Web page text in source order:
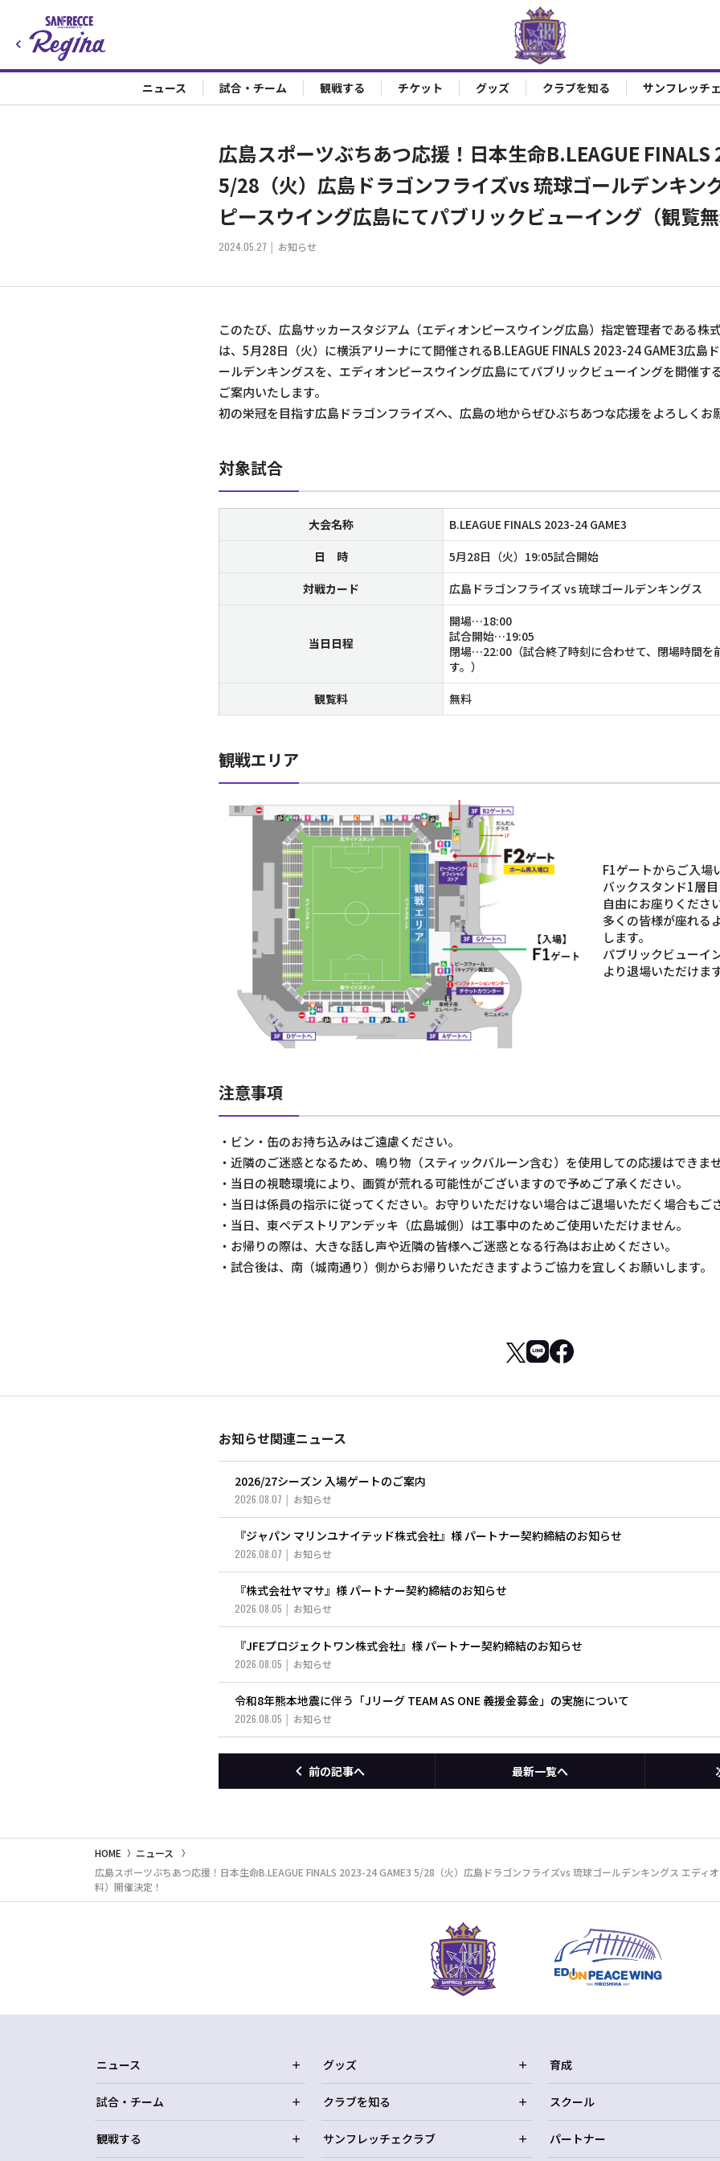
ニュース 試合・チーム 観戦する チケット グッズ クラブを知る サンフレッチ
広島スポーツぶちあつ応援！日本生命B.LEAGUE FINALS
5/28（火）広島ドラゴンフライズvs 琉球ゴールデンキン
ピースウイング広島にてパブリックビューイング（観覧
2024.05.27 お知らせ
このたび、広島サッカースタジアム（エディオンピースウイング広島）指定管理者である株
は、5月28日（火）に横浜アリーナにて開催されるB.LEAGUE FINALS 2023-24 GAME3広島
ールデンキングスを、エディオンピースウイング広島にてパブリックビューイングを開催す
ご案内いたします。
初の栄冠を目指す広島ドラゴンフライズへ、広島の地からぜひぶちあつな応援をよろしくお
対象試合
大会名称
B.LEAGUE FINALS 2023-24 GAME3
日 時
5月28日（火）19:05試合開始
対戦カード
広島ドラゴンフライズ vs 琉球ゴールデンキングス
当日日程
開場…18:00
試合開始…19:05
閉場…22:00（試合終了時刻に合わせて、閉場時間を
す。）
観覧料
無料
観戦エリア
F1ゲートからご入場
バックスタンド1層
自由にお座りください
多くの皆様が座れる
します。
パブリックビューイ
より退場いただけます
注意事項
・ビン・缶のお持ち込みはご遠慮ください。
・近隣のご迷惑となるため、鳴り物（スティックバルーン含む）を使用しての応援はできませ
・当日の視聴環境により、画質が荒れる可能性がございますので予めご了承ください。
・当日は係員の指示に従ってください。お守りいただけない場合はご退場いただく場合もご
・当日、東ペデストリアンデッキ（広島城側）は工事中のためご使用いただけません。
・お帰りの際は、大きな話し声や近隣の皆様へご迷惑となる行為はお止めください。
・試合後は、南（城南通り）側からお帰りいただきますようご協力を宜しくお願いします。
お知らせ関連ニュース
2026/27シーズン 入場ゲートのご案内
2026.08.07 お知らせ
『ジャパン マリンユナイテッド株式会社』様 パートナー契約締結のお知らせ
2026.08.07 お知らせ
『株式会社ヤマサ』様 パートナー契約締結のお知らせ
2026.08.05 お知らせ
『JFEプロジェクトワン株式会社』様 パートナー契約締結のお知らせ
2026.08.05 お知らせ
令和8年熊本地震に伴う「Jリーグ TEAM AS ONE 義援金募金」の実施について
2026.08.05 お知らせ
前の記事へ 最新一覧へ
HOME
ニュース
広島スポーツぶちあつ応援！日本生命B.LEAGUE FINALS 2023-24 GAME3 5/28（火）広島ドラゴンフライズvs 琉球ゴールデンキングス エディ
料）開催決定！
ニュース
試合・チーム
観戦する
グッズ
クラブを知る
サンフレッチェクラブ
育成
スクール
パートナー